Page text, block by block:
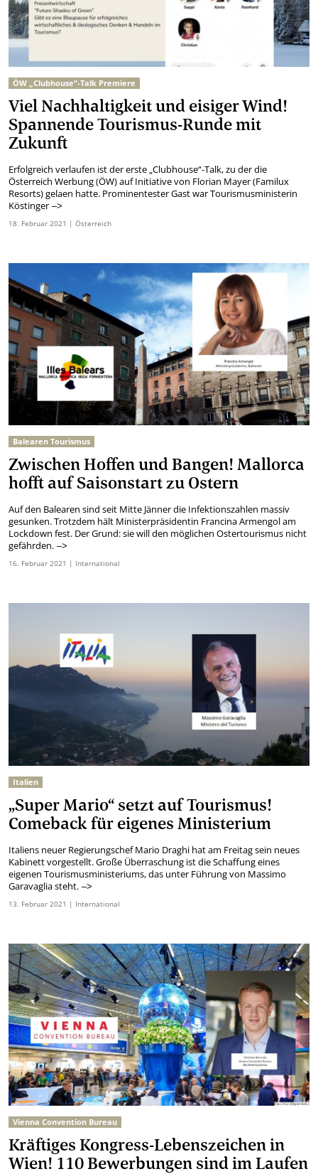
ÖW „Clubhouse“-Talk Premiere
Viel Nachhaltigkeit und eisiger Wind!
Spannende Tourismus-Runde mit
Zukunft
Erfolgreich verlaufen ist der erste „Clubhouse“-Talk, zu der die
Österreich Werbung (ÖW) auf Initiative von Florian Mayer (Familux
Resorts) gelaen hatte. Prominentester Gast war Tourismusministerin
Köstinger–>
18. Februar2021 | Österreich
Balearen Tourismus
Zwischen Hoffen und Bangen! Mallorca
hofft auf Saisonstart zu Ostern
Auf den Balearen sind seit Mitte Jänner die Infektionszahlen massiv
gesunken. Trotzdem hält Ministerpräsidentin Francina Armengol am
Lockdown fest. Der Grund: sie will den möglichen Ostertourismus nicht
gefährden.–>
16. Februar2021 | International
Italien
„Super Mario“ setzt auf Tourismus!
Comeback für eigenes Ministerium
Italiens neuer Regierungschef Mario Draghi hat am Freitag sein neues
Kabinett vorgestellt. Große Überraschung ist die Schaffung eines
eigenen Tourismusministeriums, das unter Führung von Massimo
Garavaglia steht.–>
13. Februar2021 | International
Vienna Convention Bureau
Kräftiges Kongress-Lebenszeichen in
Wien! 110 Bewerbungen sind im Laufen